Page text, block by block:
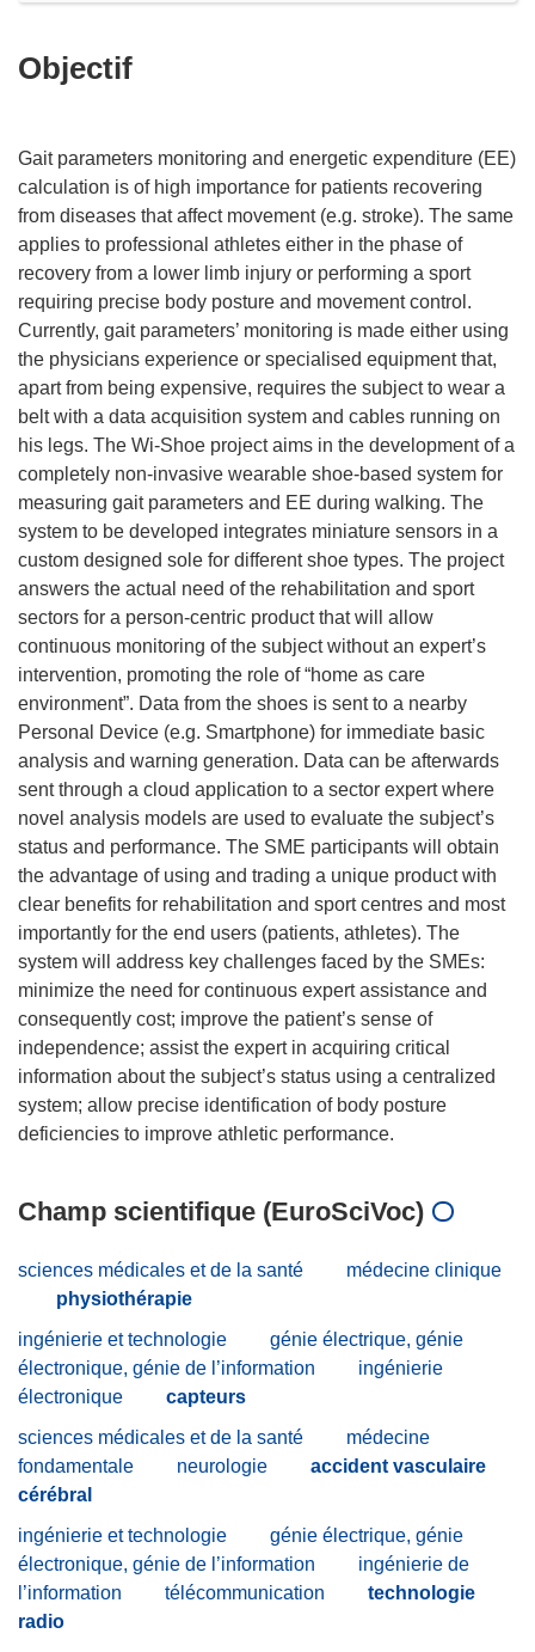
Objectif
Gait parameters monitoring and energetic expenditure (EE)
calculation is of high importance for patients recovering
from diseases that affect movement (e.g. stroke). The same
applies to professional athletes either in the phase of
recovery from a lower limb injury or performing a sport
requiring precise body posture and movement control.
Currently, gait parameters’ monitoring is made either using
the physicians experience or specialised equipment that,
apart from being expensive, requires the subject to wear a
belt with a data acquisition system and cables running on
his legs. The Wi-Shoe project aims in the development of a
completely non-invasive wearable shoe-based system for
measuring gait parameters and EE during walking. The
system to be developed integrates miniature sensors in a
custom designed sole for different shoe types. The project
answers the actual need of the rehabilitation and sport
sectors for a person-centric product that will allow
continuous monitoring of the subject without an expert’s
intervention, promoting the role of “home as care
environment”. Data from the shoes is sent to a nearby
Personal Device (e.g. Smartphone) for immediate basic
analysis and warning generation. Data can be afterwards
sent through a cloud application to a sector expert where
novel analysis models are used to evaluate the subject’s
status and performance. The SME participants will obtain
the advantage of using and trading a unique product with
clear benefits for rehabilitation and sport centres and most
importantly for the end users (patients, athletes). The
system will address key challenges faced by the SMEs:
minimize the need for continuous expert assistance and
consequently cost; improve the patient’s sense of
independence; assist the expert in acquiring critical
information about the subject’s status using a centralized
system; allow precise identification of body posture
Champ scientifique (EuroSciVoc)
sciences médicales et de la santé
médecine clinique
physiothérapie
ingénierie et technologie
génie électrique, génie
électronique, génie de l’information
ingénierie
électronique
capteurs
sciences médicales et de la santé
médecine
fondamentale
neurologie
accident vasculaire
cérébral
ingénierie et technologie
génie électrique, génie
électronique, génie de l’information
ingénierie de
l’information
télécommunication
technologie
radio